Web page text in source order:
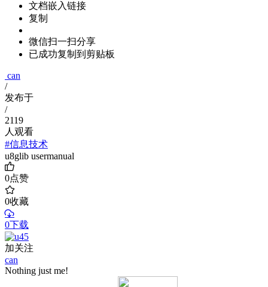
文档嵌入链接
复制
微信扫一扫分享
已成功复制到剪贴板
can
/
发布于
/
2119
人观看
#信息技术
u8glib usermanual
0点赞
0收藏
0下载
加关注
can
Nothing just me!